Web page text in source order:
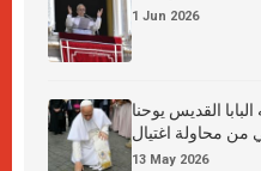
1 Jun 2026
القديس يوحنا
من محاولة اغتيال
13 May 2026